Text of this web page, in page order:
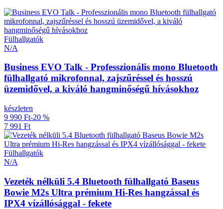
Fülhallgatók
N/A
Business EVO Talk - Professzionális mono Bluetooth
fülhallgató mikrofonnal, zajszűréssel és hosszú
üzemidővel, a kiváló hangminőségű hívásokhoz
készleten
9 990 Ft-20 %
7 991 Ft
Fülhallgatók
N/A
Vezeték nélküli 5.4 Bluetooth fülhallgató Baseus
Bowie M2s Ultra prémium Hi-Res hangzással és
IPX4 vízállósággal - fekete